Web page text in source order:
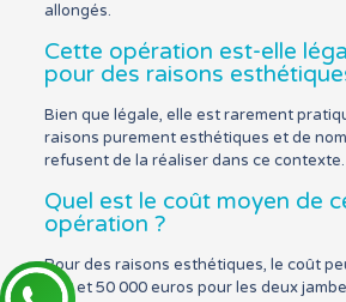
allongés.
Cette opération est-elle
pour des raisons
Bien que légale, elle est rarement
raisons purement esthétiques et de
refusent de la réaliser dans ce contexte.
Quel est le coût moyen de
opération ?
Pour des raisons esthétiques, le coût
000 et 50 000 euros pour les deux